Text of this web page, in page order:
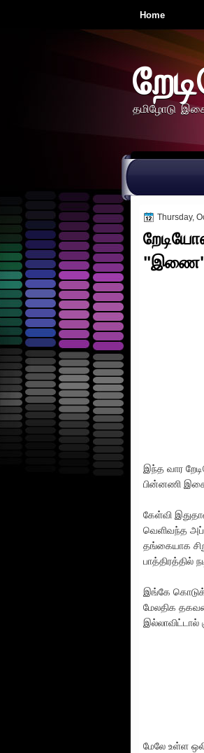
Home
தமிழோடு
Thursday,
"இணை"
இந்த வார
பின்னணி
கேள்வி
வெளிவந்த
தங்கையாக
பாத்திரத்தில்
இங்கே
மேலதிக
இல்லாவிட்டால்
மேலே உள்ள